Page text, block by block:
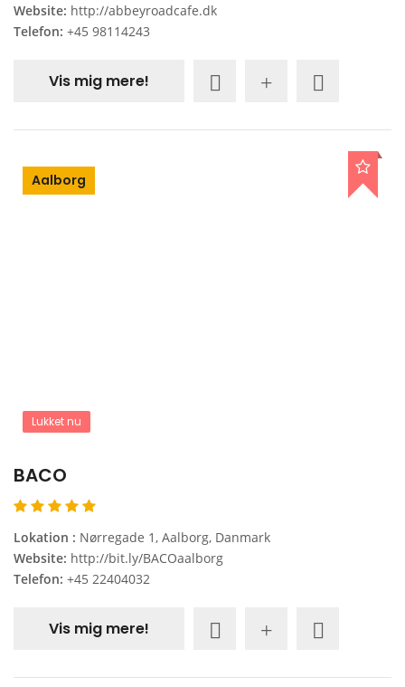
Website: http://abbeyroadcafe.dk
Telefon: +45 98114243
Vis mig mere!
Aalborg
Lukket nu
BACO
Lokation : Nørregade 1, Aalborg, Danmark
Website: http://bit.ly/BACOaalborg
Telefon: +45 22404032
Vis mig mere!